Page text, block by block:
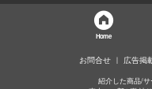
Home
お問合せ 広告掲
紹介した商品/サ